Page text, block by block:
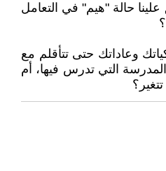
حالة "هيم" في التعامل
وعاداتك حتى تتأقلم مع
التي تدرس فيها، أم